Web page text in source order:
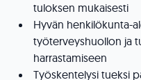
tuloksen mukaisesti
Hyvän henkilökunta-
työterveyshuollon ja
harrastamiseen
Työskentelysi tueksi